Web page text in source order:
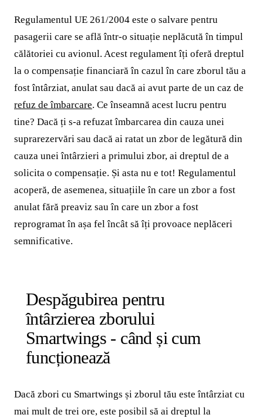
Regulamentul UE 261/2004 este o salvare pentru
pasagerii care se află într-o situație neplăcută în timpul
călătoriei cu avionul. Acest regulament îți oferă dreptul
la o compensație financiară în cazul în care zborul tău a
fost întârziat, anulat sau dacă ai avut parte de un caz de
refuz de îmbarcare. Ce înseamnă acest lucru pentru
tine? Dacă ți s-a refuzat îmbarcarea din cauza unei
suprarezervări sau dacă ai ratat un zbor de legătură din
cauza unei întârzieri a primului zbor, ai dreptul de a
solicita o compensație. Și asta nu e tot! Regulamentul
acoperă, de asemenea, situațiile în care un zbor a fost
anulat fără preaviz sau în care un zbor a fost
reprogramat în așa fel încât să îți provoace neplăceri
semnificative.
Despăgubirea pentru
întârzierea zborului
Smartwings - când și cum
funcționează
Dacă zbori cu Smartwings și zborul tău este întârziat cu
mai mult de trei ore, este posibil să ai dreptul la